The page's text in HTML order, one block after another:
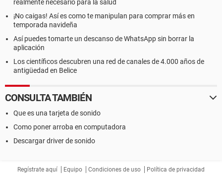
realmente necesario para la salud
¡No caigas! Así es como te manipulan para comprar más en
temporada navideña
Así puedes tomarte un descanso de WhatsApp sin borrar la
aplicación
Los científicos descubren una red de canales de 4.000 años de
antigüedad en Belice
CONSULTA TAMBIÉN
Que es una tarjeta de sonido
Como poner arroba en computadora
Descargar driver de sonido
Regístrate aquí Equipo Condiciones de uso Política de privacidad